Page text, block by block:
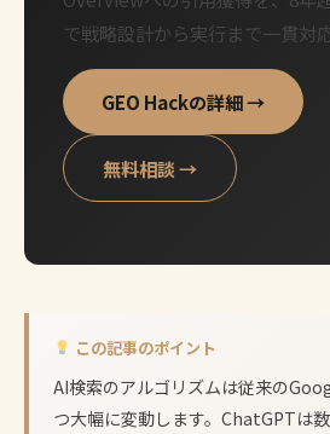
で戦略設計から実行まで一貫対応
GEO Hackの詳細 →
無料相談 →
この記事のポイント
AI検索のアルゴリズムは従来の
つ大幅に変動します。ChatGPTは